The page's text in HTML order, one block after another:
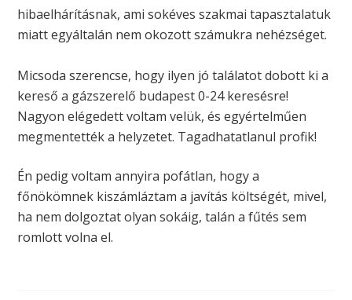
hibaelhárításnak, ami sokéves szakmai tapasztalatuk
miatt egyáltalán nem okozott számukra nehézséget.
Micsoda szerencse, hogy ilyen jó találatot dobott ki a
kereső a gázszerelő budapest 0-24 keresésre!
Nagyon elégedett voltam velük, és egyértelműen
megmentették a helyzetet. Tagadhatatlanul profik!
Én pedig voltam annyira pofátlan, hogy a
főnökömnek kiszámláztam a javítás költségét, mivel,
ha nem dolgoztat olyan sokáig, talán a fűtés sem
romlott volna el.